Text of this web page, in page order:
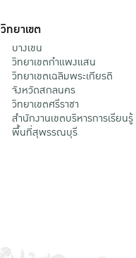
วิทยาเขต
บางเขน
วิทยาเขตกําแพงแสน
วิทยาเขตเฉลิมพระเกียรติ
จังหวัดสกลนคร
วิทยาเขตศรีราชา
สำนักงานเขตบริหารการเรียนรู้
พื้นที่สุพรรณบุรี